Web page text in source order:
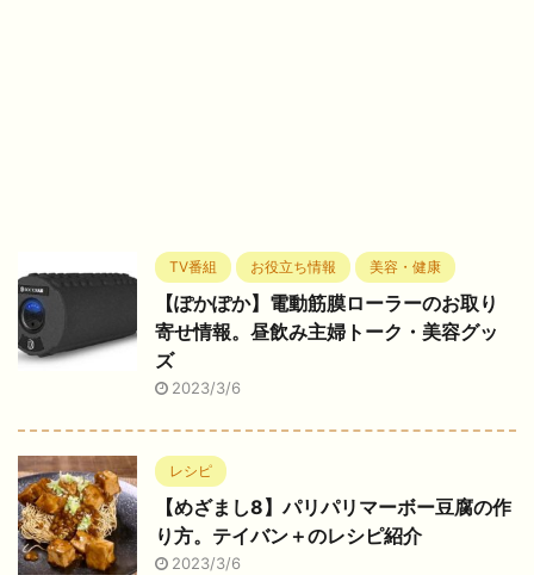
TV番組 お役立ち情報 美容・健康
【ぽかぽか】電動筋膜ローラーのお取り
寄せ情報。昼飲み主婦トーク・美容グッ
ズ
2023/3/6
レシピ
【めざまし8】パリパリマーボー豆腐の作
り方。テイバン＋のレシピ紹介
2023/3/6